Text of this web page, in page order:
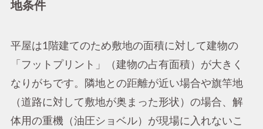
地条件
平屋は1階建てのため敷地の面積に対して建物の
「フットプリント」（建物の占有面積）が大きく
なりがちです。隣地との距離が近い場合や旗竿地
（道路に対して敷地が奥まった形状）の場合、解
体用の重機（油圧ショベル）が現場に入れないこ